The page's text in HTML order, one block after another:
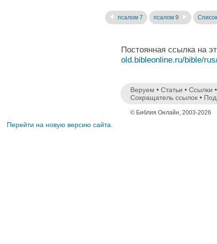
псалом 7 псалом 9
Постоянная ссылка на
old.bibleonline.ru/bible/
Веруем • Статьи • Ссылки
Сокращатель ссылок •
© Библия Онлайн, 2003-2026
Перейти на новую версию сайта.